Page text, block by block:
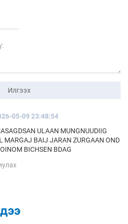
Илгээх
05-09 23:48:54
ULAAN MUNGNUUDIIG
MARGAJ BAIJ JARAN ZURGAAN OND
BICHSEN BDAG